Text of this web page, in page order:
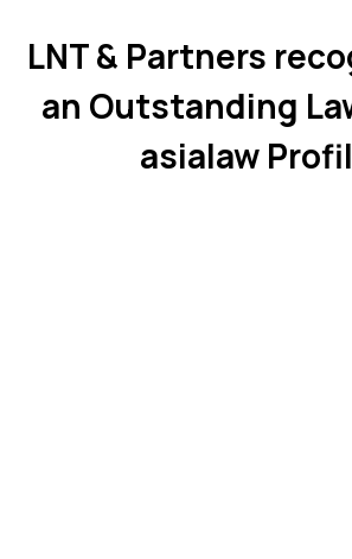
LNT & Partners
an Outstanding
asialaw